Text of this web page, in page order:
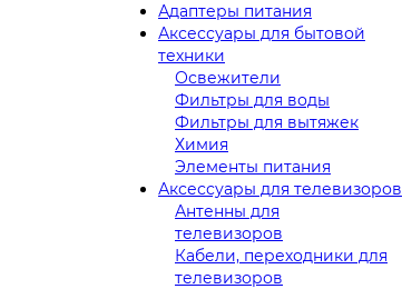
Адаптеры питания
Аксессуары для бытовой
техники
Освежители
Фильтры для воды
Фильтры для вытяжек
Химия
Элементы питания
Аксессуары для телевизоров
Антенны для
телевизоров
Кабели, переходники для
телевизоров